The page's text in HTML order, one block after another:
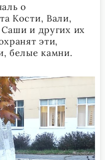
о
Кости, Вали,
и других их
эти,
белые камни.